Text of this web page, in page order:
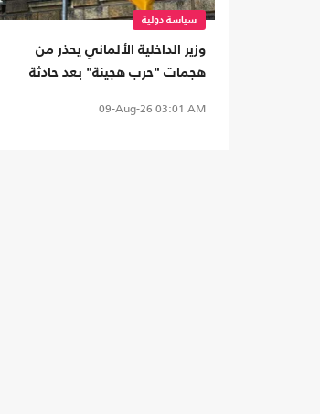
سياسة دولية
وزير الداخلية الألماني يحذر من
هجمات "حرب هجينة" بعد حادثة
09-Aug-26 03:01 AM